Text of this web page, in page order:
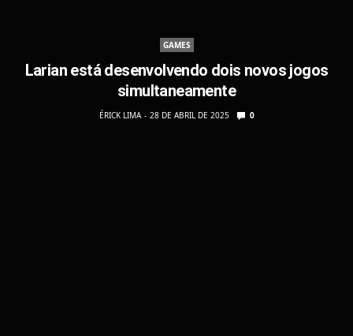
GAMES
Larian está desenvolvendo dois novos jogos
simultaneamente
ÉRICK LIMA 28 DE ABRIL DE 2025 0